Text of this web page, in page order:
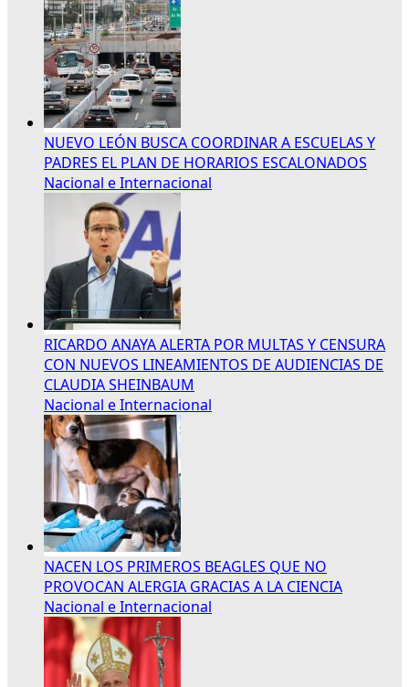
NUEVO LEÓN BUSCA COORDINAR A ESCUELAS Y
PADRES EL PLAN DE HORARIOS ESCALONADOS
Nacional e Internacional
RICARDO ANAYA ALERTA POR MULTAS Y CENSURA
CON NUEVOS LINEAMIENTOS DE AUDIENCIAS DE
CLAUDIA SHEINBAUM
Nacional e Internacional
NACEN LOS PRIMEROS BEAGLES QUE NO
PROVOCAN ALERGIA GRACIAS A LA CIENCIA
Nacional e Internacional